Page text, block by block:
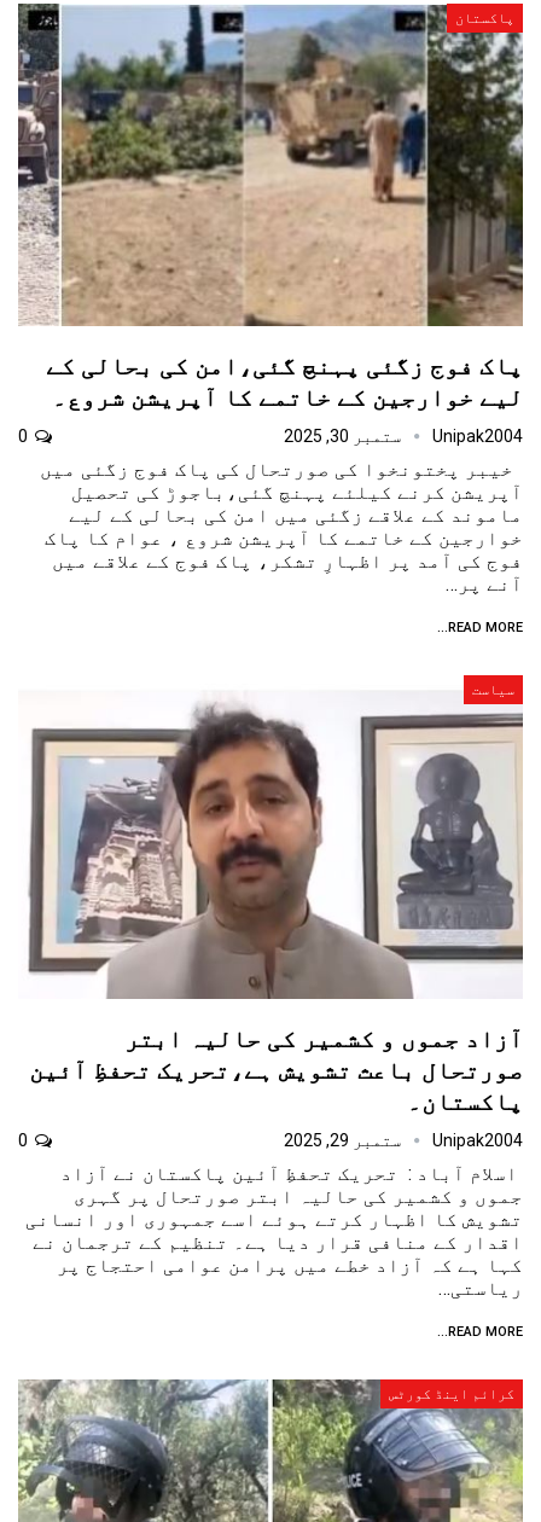
پاکستان
پاک فوج زگئی پہنچ گئی،امن کی بحالی کے
لیے خوارجین کے خاتمے کا آپریشن شروع۔
Unipak2004 ستمبر 30, 2025
خیبر پختونخوا کی صورتحال کی پاک فوج زگئی میں
آپریشن کرنے کیلئے پہنچ گئی،باجوڑ کی تحصیل
ماموند کے علاقے زگئی میں امن کی بحالی کے لیے
خوارجین کے خاتمے کا آپریشن شروع ، عوام کا پاک
فوج کی آمد پر اظہارِ تشکر، پاک فوج کے علاقے میں
آنے پر…
READ MORE...
سیاست
آزاد جموں و کشمیر کی حالیہ ابتر
صورتحال باعث تشویش ہے،تحریک تحفظِ آئین
پاکستان۔
Unipak2004 ستمبر 29, 2025
اسلام آباد : تحریک تحفظِ آئین پاکستان نے آزاد
جموں و کشمیر کی حالیہ ابتر صورتحال پر گہری
تشویش کا اظہار کرتے ہوئے اسے جمہوری اور انسانی
اقدار کے منافی قرار دیا ہے۔ تنظیم کے ترجمان نے
کہا ہے کہ آزاد خطے میں پرامن عوامی احتجاج پر
ریاستی…
READ MORE...
کرائم اینڈ کورٹس